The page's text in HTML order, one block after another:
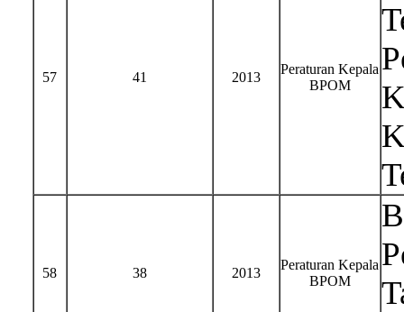
57 41 2013
Peraturan Kepala
BPOM
58 38 2013
Peraturan Kepala
BPOM